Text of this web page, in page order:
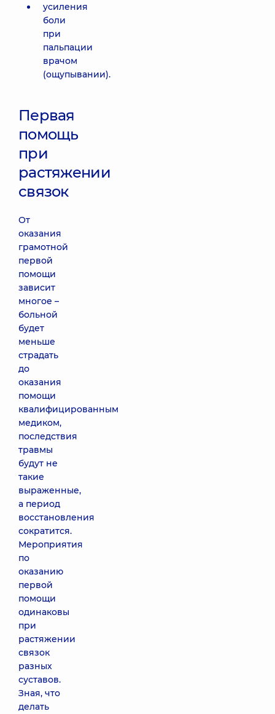
усиления
боли
при
пальпации
врачом
(ощупывании).
Первая
помощь
при
растяжении
связок
От
оказания
грамотной
первой
помощи
зависит
многое –
больной
будет
меньше
страдать
до
оказания
помощи
квалифицированным
медиком,
последствия
травмы
будут не
такие
выраженные,
а период
восстановления
сократится.
Мероприятия
по
оказанию
первой
помощи
одинаковы
при
растяжении
связок
разных
суставов.
Зная, что
делать